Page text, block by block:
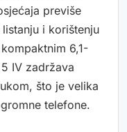
previše
i korištenju
6,1-
IV zadržava
što je velika
telefone.